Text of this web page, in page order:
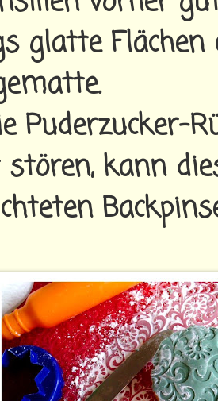
glatte
Puderzucker-
stören, kann